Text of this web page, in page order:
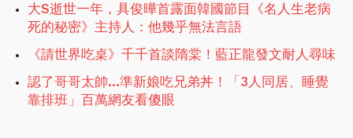
大S逝世一年，具俊曄首露面韓國節目《名人生老病
死的秘密》主持人：他幾乎無法言語
《請世界吃桌》千千首談隋棠！藍正龍發文耐人尋味
認了哥哥太帥…準新娘吃兄弟丼！「3人同居、睡覺
靠排班」百萬網友看傻眼